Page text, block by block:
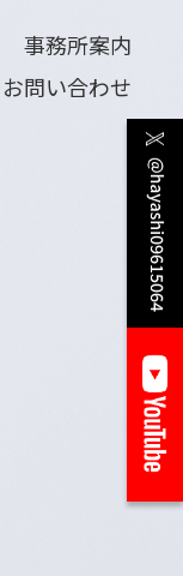
事務所案内
お問い合わせ